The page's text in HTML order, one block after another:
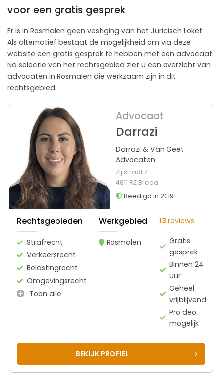
voor een gratis gesprek
Er is in Rosmalen geen vestiging van het Juridisch Loket.
Als alternatief bestaat de mogelijkheid om via deze
website een gratis gesprek te hebben met een advocaat.
Na selectie van het rechtsgebied ziet u een overzicht van
advocaten in Rosmalen die werkzaam zijn in dit
rechtsgebied.
Advocaat
Darrazi
Darrazi & Van Geet
Advocaten
Zijlstraat 7
4811 RZ Breda
Beëdigd in 2019
Rechtsgebieden
Strafrecht
Verkeersrecht
Belastingrecht
Omgevingsrecht
Toon alle
Werkgebied
Rosmalen
13 reviews
Gratis
gesprek
Binnen 24
uur
Geheel
vrijblijvend
Pro deo
mogelijk
BEKIJK PROFIEL